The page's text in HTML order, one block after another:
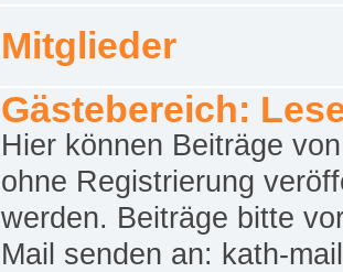
Mitglieder
Gästebereich:
Hier können Beiträge
ohne Registrierung
werden. Beiträge bitte
Mail senden an: kath-